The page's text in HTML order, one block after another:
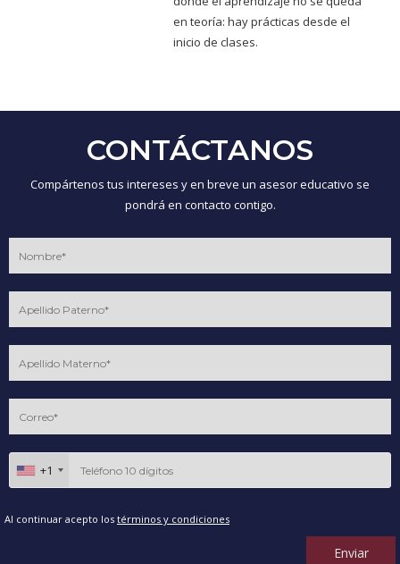
en teoría: hay prácticas desde el
inicio de clases.
CONTÁCTANOS
Compártenos tus intereses y en breve un asesor educativo se
pondrá en contacto contigo.
+1
Al continuar acepto los términos y condiciones
Enviar